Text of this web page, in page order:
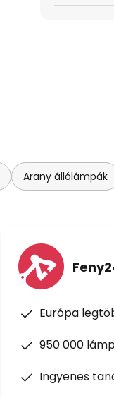
Arany állólámpák
Európa
950 000
Ingyenes